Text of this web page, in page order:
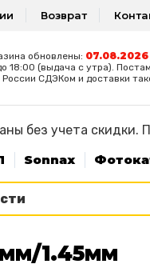
Возврат
обновлены: 07.08.2026
18:00 (выдача с утра).
СДЭКом и доставки
без учета скидки.
Sonnax
1.45мм